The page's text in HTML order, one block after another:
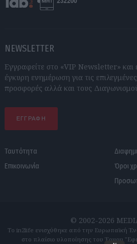
NEWSLETTER
Εγγραφείτε στο «VIP Newsletter» και
έγκυρη ενημέρωση για τις επιλεγμένες
προσφορές αλλά και τους
ΕΓΓΡΑΦΗ
Ταυτότητα
Επικοινωνία
Όροι
© 2002-2026
Το in2life ενισχύθηκε από την Ευρωπαϊκή
στο πλαίσιο υλοποίησης του Έργου